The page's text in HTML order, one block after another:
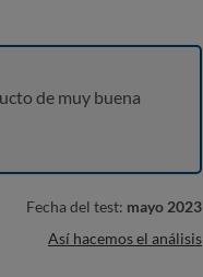
de muy buena
Fecha del test: mayo 2023
Así hacemos el análisis